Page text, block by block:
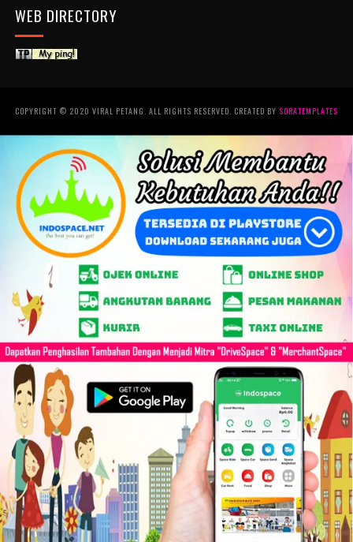
WEB DIRECTORY
COPYRIGHT © 2020 VIRAL PETANG. ALL RIGHTS RESERVED. CREATED BY SORATEMPLATES